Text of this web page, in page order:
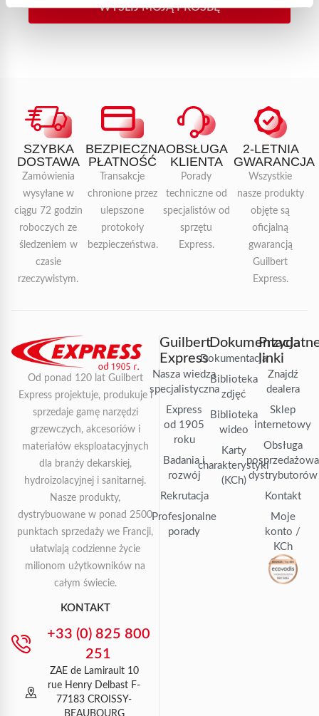
WYŚLIJ MOJĄ PROŚBĘ
SZYBKA
DOSTAWA
Zamówienia
wysyłane w
ciągu 72 godzin
roboczych ze
śledzeniem w
czasie
rzeczywistym.
BEZPIECZNA
PŁATNOŚĆ
Transakcje
chronione przez
ulepszone
protokoły
bezpieczeństwa.
OBSŁUGA
KLIENTA
Porady
techniczne od
specjalistów od
sprzętu
Express.
2-LETNIA
GWARANCJA
Wszystkie
nasze produkty
objęte są
oficjalną
gwarancją
Guilbert
Express.
Od ponad 120 lat Guilbert
Express projektuje, produkuje i
sprzedaje gamę narzędzi
grzewczych, akcesoriów i
materiałów eksploatacyjnych
dla branży dekarskiej,
hydroizolacyjnej i sanitarnej.
Nasze produkty,
dystrybuowane w ponad 2500
punktach sprzedaży we Francji,
ułatwiają codzienne życie
milionom użytkowników na
całym świecie.
KONTAKT
+33 (0) 825 800
251
ZAE de Lamirault 10
rue Henry Delbast F-
77183 CROISSY-
BEAUBOURG
Guilbert
Express
Nasza wiedza
specjalistyczna
Express
od 1905
roku
Badania i
rozwój
Rekrutacja
Profesjonalne
porady
Dokumentacja
Dokumentacja
Biblioteka
zdjęć
Biblioteka
wideo
Karty
charakterystyki
(KCh)
linki
Znajdź
dealera
Sklep
internetowy
Obsługa
posprzedażowa
dystrybutorów
Kontakt
Moje
konto /
KCh